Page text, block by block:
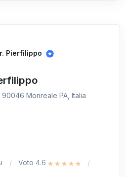
Pierfilippo
Monreale PA, Italia
Voto 4.6